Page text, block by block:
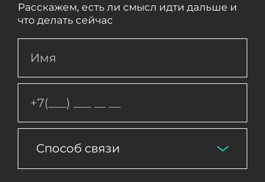
Расскажем, есть ли смысл идти дальше и
что делать сейчас
Способ связи